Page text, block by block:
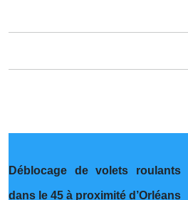
Déblocage de volets roulants
dans le 45 à proximité d’Orléans